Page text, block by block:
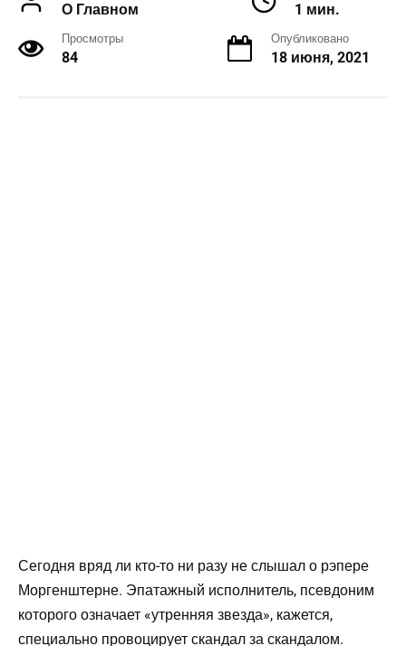
О Главном 1 мин.
Просмотры
84
Опубликовано
18 июня, 2021
Сегодня вряд ли кто-то ни разу не слышал о рэпере
Моргенштерне. Эпатажный исполнитель, псевдоним
которого означает «утренняя звезда», кажется,
специально провоцирует скандал за скандалом.